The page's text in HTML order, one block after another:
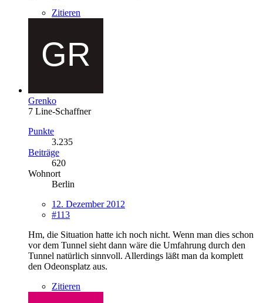
Zitieren
Grenko
7 Line-Schaffner
Punkte
3.235
Beiträge
620
Wohnort
Berlin
12. Dezember 2012
#113
Hm, die Situation hatte ich noch nicht. Wenn man dies schon
vor dem Tunnel sieht dann wäre die Umfahrung durch den
Tunnel natürlich sinnvoll. Allerdings läßt man da komplett
den Odeonsplatz aus.
Zitieren